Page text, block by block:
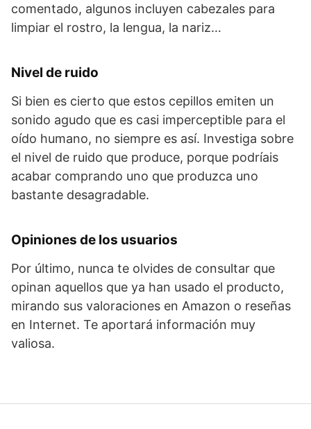
comentado, algunos incluyen cabezales para
limpiar el rostro, la lengua, la nariz…
Nivel de ruido
Si bien es cierto que estos cepillos emiten un
sonido agudo que es casi imperceptible para el
oído humano, no siempre es así. Investiga sobre
el nivel de ruido que produce, porque podríais
acabar comprando uno que produzca uno
bastante desagradable.
Opiniones de los usuarios
Por último, nunca te olvides de consultar que
opinan aquellos que ya han usado el producto,
mirando sus valoraciones en Amazon o reseñas
en Internet. Te aportará información muy
valiosa.